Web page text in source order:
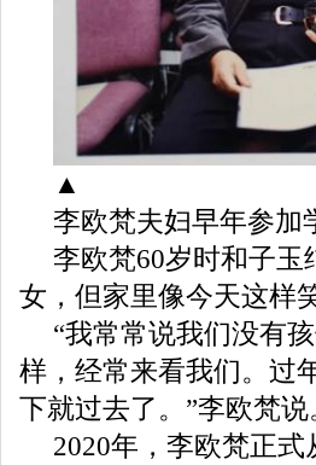
▲
李欧梵夫妇早年参加
李欧梵60岁时和子玉
女，但家里像今天这样
“我常常说我们没有
样，经常来看我们。过
下就过去了。”李欧梵说
2020年，李欧梵正